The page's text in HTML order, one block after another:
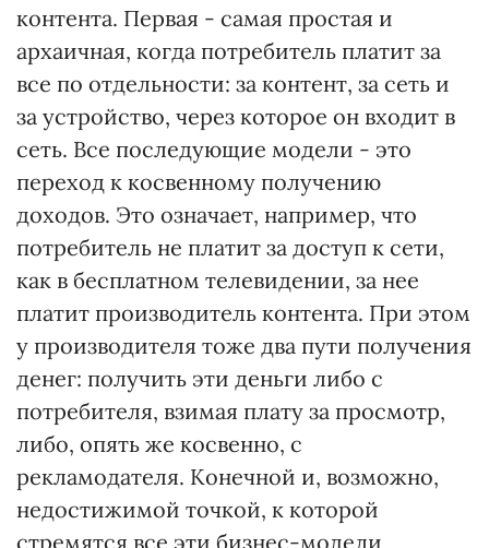
контента. Первая - самая простая и
архаичная, когда потребитель платит за
все по отдельности: за контент, за сеть и
за устройство, через которое он входит в
сеть. Все последующие модели - это
переход к косвенному получению
доходов. Это означает, например, что
потребитель не платит за доступ к сети,
как в бесплатном телевидении, за нее
платит производитель контента. При этом
у производителя тоже два пути получения
денег: получить эти деньги либо с
потребителя, взимая плату за просмотр,
либо, опять же косвенно, с
рекламодателя. Конечной и, возможно,
недостижимой точкой, к которой
стремятся все эти бизнес-модели,